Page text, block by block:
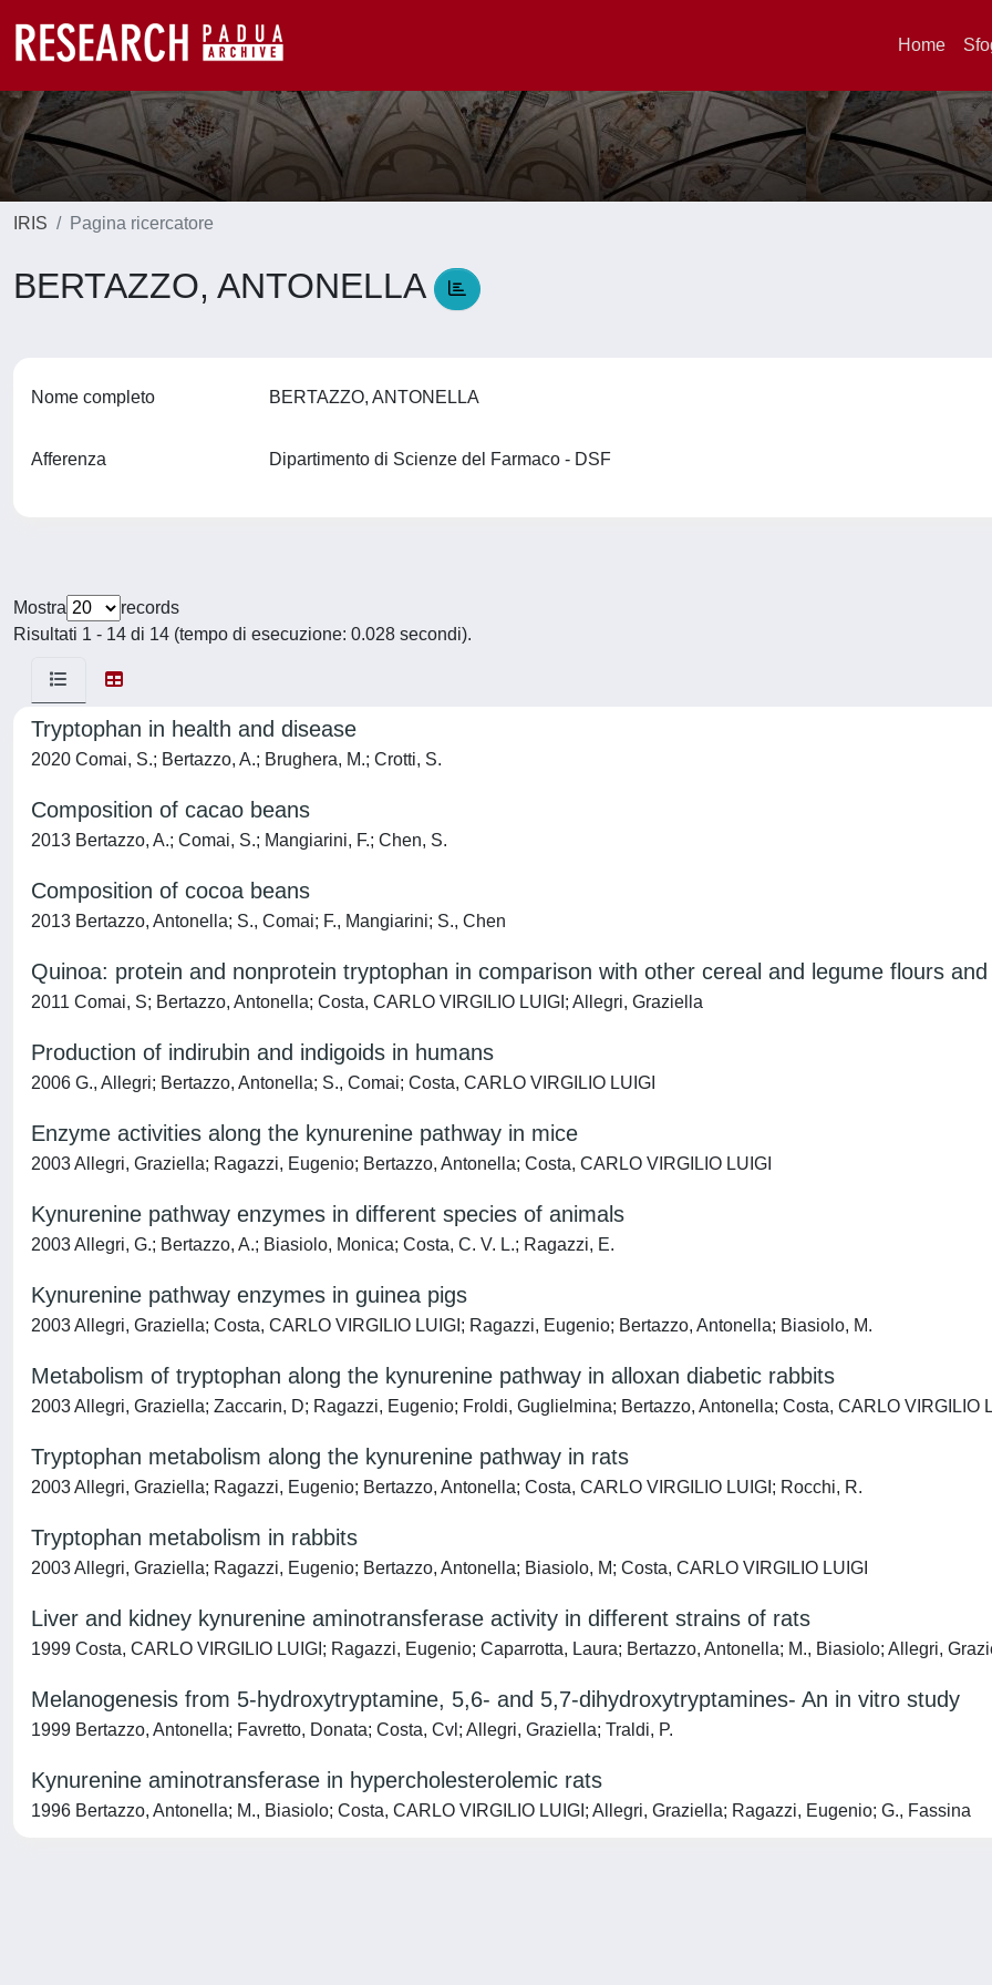
Home
IRIS Pagina ricercatore
BERTAZZO, ANTONELLA
Nome completo BERTAZZO, ANTONELLA
Afferenza Dipartimento di Scienze del Farmaco - DSF
Mostra
records
Risultati 1 - 14 di 14 (tempo di esecuzione: 0.028 secondi).
Tryptophan in health and disease
2020 Comai, S.; Bertazzo, A.; Brughera, M.; Crotti, S.
Composition of cacao beans
2013 Bertazzo, A.; Comai, S.; Mangiarini, F.; Chen, S.
Composition of cocoa beans
2013 Bertazzo, Antonella; S., Comai; F., Mangiarini; S., Chen
Quinoa: protein and nonprotein tryptophan in comparison with other cereal and legume flours and
2011 Comai, S; Bertazzo, Antonella; Costa, CARLO VIRGILIO LUIGI; Allegri, Graziella
Production of indirubin and indigoids in humans
2006 G., Allegri; Bertazzo, Antonella; S., Comai; Costa, CARLO VIRGILIO LUIGI
Enzyme activities along the kynurenine pathway in mice
2003 Allegri, Graziella; Ragazzi, Eugenio; Bertazzo, Antonella; Costa, CARLO VIRGILIO LUIGI
Kynurenine pathway enzymes in different species of animals
2003 Allegri, G.; Bertazzo, A.; Biasiolo, Monica; Costa, C. V. L.; Ragazzi, E.
Kynurenine pathway enzymes in guinea pigs
2003 Allegri, Graziella; Costa, CARLO VIRGILIO LUIGI; Ragazzi, Eugenio; Bertazzo, Antonella; Biasiolo, M.
Metabolism of tryptophan along the kynurenine pathway in alloxan diabetic rabbits
2003 Allegri, Graziella; Zaccarin, D; Ragazzi, Eugenio; Froldi, Guglielmina; Bertazzo, Antonella; Costa, CARLO VIRGILIO
Tryptophan metabolism along the kynurenine pathway in rats
2003 Allegri, Graziella; Ragazzi, Eugenio; Bertazzo, Antonella; Costa, CARLO VIRGILIO LUIGI; Rocchi, R.
Tryptophan metabolism in rabbits
2003 Allegri, Graziella; Ragazzi, Eugenio; Bertazzo, Antonella; Biasiolo, M; Costa, CARLO VIRGILIO LUIGI
Liver and kidney kynurenine aminotransferase activity in different strains of rats
1999 Costa, CARLO VIRGILIO LUIGI; Ragazzi, Eugenio; Caparrotta, Laura; Bertazzo, Antonella; M., Biasiolo; Allegri,
Melanogenesis from 5-hydroxytryptamine, 5,6- and 5,7-dihydroxytryptamines- An in vitro study
1999 Bertazzo, Antonella; Favretto, Donata; Costa, Cvl; Allegri, Graziella; Traldi, P.
Kynurenine aminotransferase in hypercholesterolemic rats
1996 Bertazzo, Antonella; M., Biasiolo; Costa, CARLO VIRGILIO LUIGI; Allegri, Graziella; Ragazzi, Eugenio; G., Fassina